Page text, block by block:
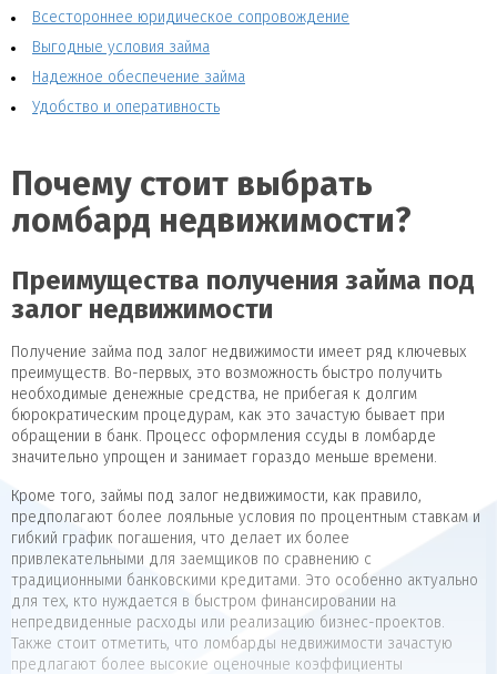
Всестороннее юридическое сопровождение
Выгодные условия займа
Надежное обеспечение займа
Удобство и оперативность
Почему стоит выбрать
ломбард недвижимости?
Преимущества получения займа под
залог недвижимости
Получение займа под залог недвижимости имеет ряд ключевых
преимуществ. Во-первых, это возможность быстро получить
необходимые денежные средства, не прибегая к долгим
бюрократическим процедурам, как это зачастую бывает при
обращении в банк. Процесс оформления ссуды в ломбарде
значительно упрощен и занимает гораздо меньше времени.
Кроме того, займы под залог недвижимости, как правило,
предполагают более лояльные условия по процентным ставкам и
гибкий график погашения, что делает их более
привлекательными для заемщиков по сравнению с
традиционными банковскими кредитами. Это особенно актуально
для тех, кто нуждается в быстром финансировании на
непредвиденные расходы или реализацию бизнес-проектов.
Также стоит отметить, что ломбарды недвижимости зачастую
предлагают более высокие оценочные коэффициенты